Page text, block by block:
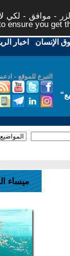
- موافق - لكي
ensure you get
الإنسان - اخبار
التبرع للموقع -
"
ميساء